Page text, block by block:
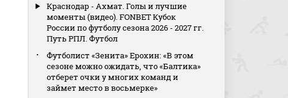
Краснодар - Ахмат. Голы и лучшие
моменты (видео). FONBET Кубок
России по футболу сезона 2026 - 2027 гг.
Путь РПЛ. Футбол
Футболист «Зенита» Ерохин: «В этом
сезоне можно ожидать, что «Балтика»
отберет очки у многих команд и
займет место в восьмерке»